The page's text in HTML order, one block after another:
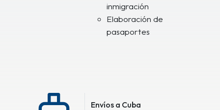
inmigración
Elaboración de
pasaportes
Envíos a Cuba